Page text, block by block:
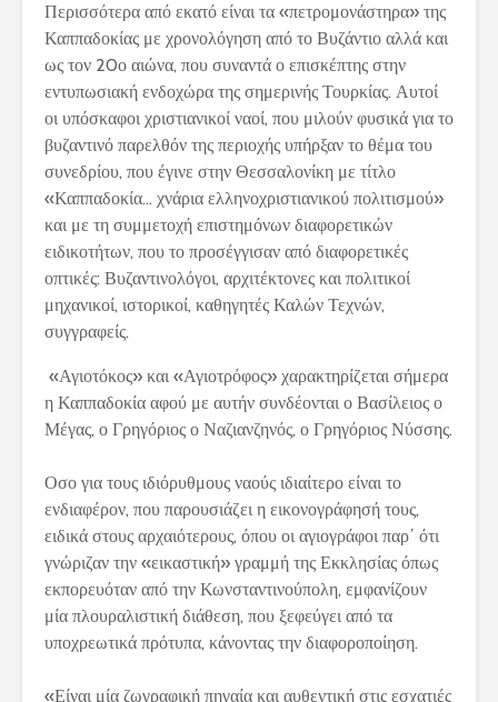
Περισσότερα από εκατό είναι τα «πετρομονάστηρα» της
Καππαδοκίας με χρονολόγηση από το Βυζάντιο αλλά και
ως τον 20ο αιώνα, που συναντά ο επισκέπτης στην
εντυπωσιακή ενδοχώρα της σημερινής Τουρκίας. Αυτοί
οι υπόσκαφοι χριστιανικοί ναοί, που μιλούν φυσικά για το
βυζαντινό παρελθόν της περιοχής υπήρξαν το θέμα του
συνεδρίου, που έγινε στην Θεσσαλονίκη με τίτλο
«Καππαδοκία… χνάρια ελληνοχριστιανικού πολιτισμού»
και με τη συμμετοχή επιστημόνων διαφορετικών
ειδικοτήτων, που το προσέγγισαν από διαφορετικές
οπτικές: Βυζαντινολόγοι, αρχιτέκτονες και πολιτικοί
μηχανικοί, ιστορικοί, καθηγητές Καλών Τεχνών,
συγγραφείς.
«Αγιοτόκος» και «Αγιοτρόφος» χαρακτηρίζεται σήμερα
η Καππαδοκία αφού με αυτήν συνδέονται ο Βασίλειος ο
Μέγας, ο Γρηγόριος ο Ναζιανζηνός, ο Γρηγόριος Νύσσης.
Οσο για τους ιδιόρυθμους ναούς ιδιαίτερο είναι το
ενδιαφέρον, που παρουσιάζει η εικονογράφησή τους,
ειδικά στους αρχαιότερους, όπου οι αγιογράφοι παρ΄ ότι
γνώριζαν την «εικαστική» γραμμή της Εκκλησίας όπως
εκπορευόταν από την Κωνσταντινούπολη, εμφανίζουν
μία πλουραλιστική διάθεση, που ξεφεύγει από τα
υποχρεωτικά πρότυπα, κάνοντας την διαφοροποίηση.
«Είναι μία ζωγραφική πηγαία και αυθεντική στις εσχατιές